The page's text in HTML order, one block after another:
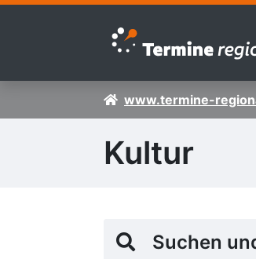
Zur Navigation springen
Zum Inhalt springen
www.termine-
Kultur
Suchen